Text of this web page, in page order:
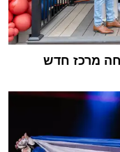
מרכז חדש